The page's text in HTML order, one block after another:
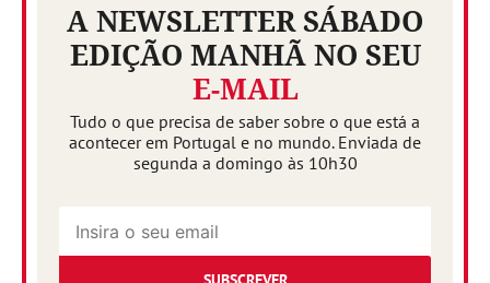
A NEWSLETTER SÁBADO
EDIÇÃO MANHÃ NO SEU
E-MAIL
Tudo o que precisa de saber sobre o que está a
acontecer em Portugal e no mundo. Enviada de
segunda a domingo às 10h30